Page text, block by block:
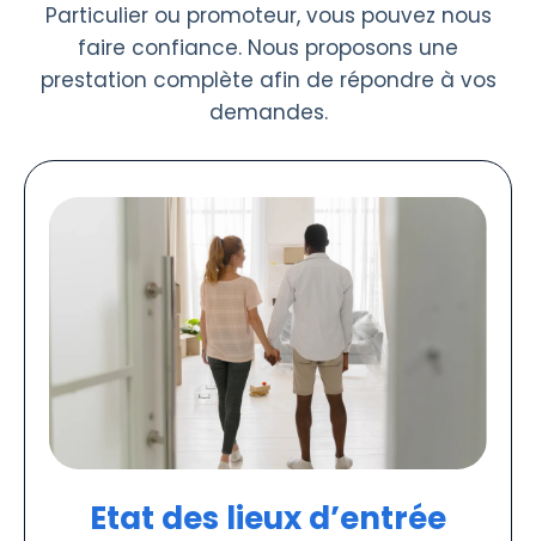
Particulier ou promoteur, vous pouvez nous
faire confiance. Nous proposons une
prestation complète afin de répondre à vos
demandes.
Etat des lieux d’entrée